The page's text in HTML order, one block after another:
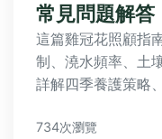
常見問題解答
這篇雞冠花照顧指
制、澆水頻率、土
詳解四季養護策略
幫助你輕鬆種出健
734次瀏覽